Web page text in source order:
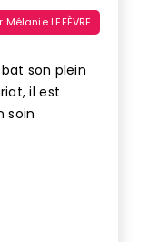
Mélanie LEFÈVRE
son plein
il est
soin